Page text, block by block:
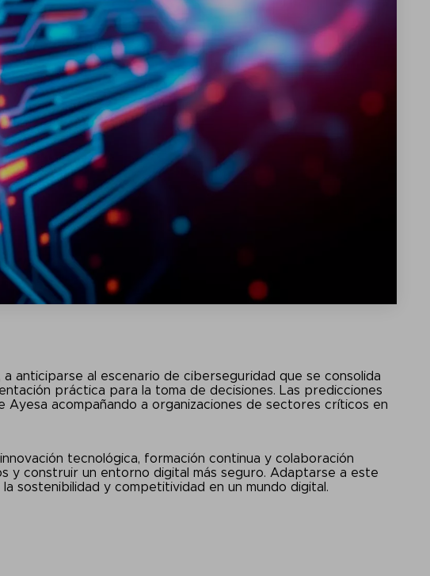
anticiparse al escenario de ciberseguridad que se consolida
práctica para la toma de decisiones. Las predicciones
acompañando a organizaciones de sectores críticos en
tecnológica, formación continua y colaboración
construir un entorno digital más seguro. Adaptarse a este
sostenibilidad y competitividad en un mundo digital.